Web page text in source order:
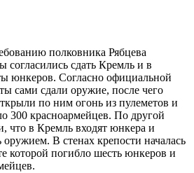
полковника Рябцева
сдать Кремль и в
юнкеров. Согласно официальной
сами сдали оружие, после чего
по ним огонь из пулеметов и
300 красноармейцев. По другой
что в Кремль входят юнкера и
оружием. В стенах крепости началась
которой погибло шесть юнкеров и